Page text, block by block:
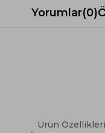
Ev Tekstili
Yorumlar(0)
Ürün Özellikleri